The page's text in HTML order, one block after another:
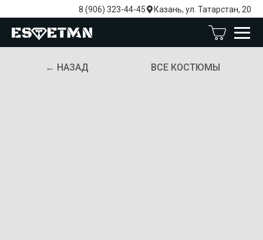
8 (906) 323-44-45 Казань, ул. Татарстан, 20
ВСЕ КОСТЮМЫ
← НАЗАД